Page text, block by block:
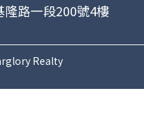
路一段200號4樓
Realty.